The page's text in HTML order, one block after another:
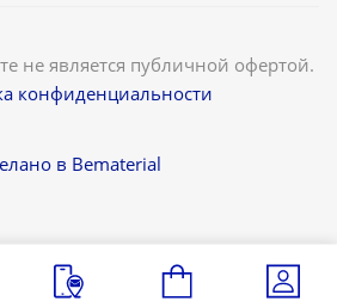
не является публичной офертой.
конфиденциальности
в Bematerial